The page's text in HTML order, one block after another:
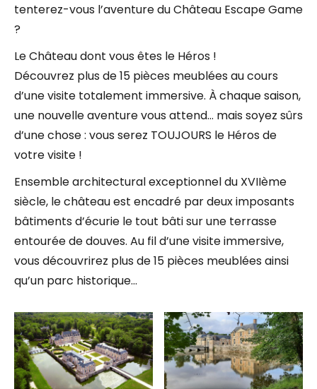
tenterez-vous l’aventure du Château Escape Game
?
Le Château dont vous êtes le Héros !
Découvrez plus de 15 pièces meublées au cours
d’une visite totalement immersive. À chaque saison,
une nouvelle aventure vous attend… mais soyez sûrs
d’une chose : vous serez TOUJOURS le Héros de
votre visite !
Ensemble architectural exceptionnel du XVIIème
siècle, le château est encadré par deux imposants
bâtiments d’écurie le tout bâti sur une terrasse
entourée de douves. Au fil d’une visite immersive,
vous découvrirez plus de 15 pièces meublées ainsi
qu’un parc historique…